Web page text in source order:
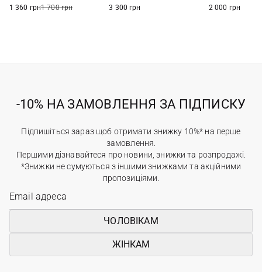
1 360 грн1 700 грн
3 300 грн
2 000 грн
-10% НА ЗАМОВЛЕННЯ ЗА ПІДПИСКУ
Підпишіться зараз щоб отримати знижку 10%* на перше
замовлення.
Першими дізнавайтеся про новини, знижки та розпродажі.
*Знижки не сумуються з іншими знижками та акційними
пропозиціями.
ЧОЛОВІКАМ
ЖІНКАМ